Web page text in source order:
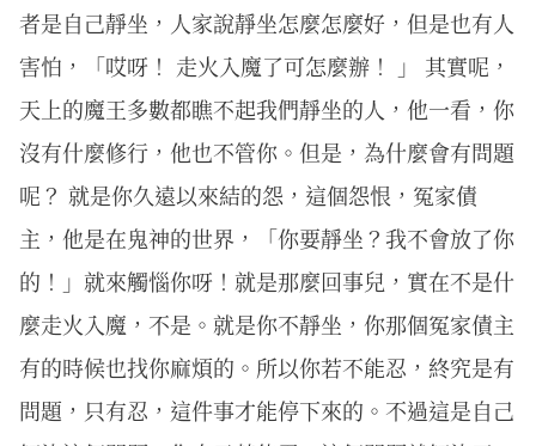
者是自己靜坐，人家說靜坐怎麼怎麼好，但是也有人
害怕，「哎呀！ 走火入魔了可怎麼辦！ 」 其實呢，
天上的魔王多數都瞧不起我們靜坐的人，他一看，你
沒有什麼修行，他也不管你。但是，為什麼會有問題
呢？ 就是你久遠以來結的怨，這個怨恨，冤家債
主，他是在鬼神的世界，「你要靜坐？我不會放了你
的！」就來觸惱你呀！就是那麼回事兒，實在不是什
麼走火入魔，不是。就是你不靜坐，你那個冤家債主
有的時候也找你麻煩的。所以你若不能忍，終究是有
問題，只有忍，這件事才能停下來的。不過這是自己